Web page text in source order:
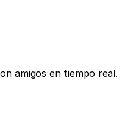
amigos en tiempo real.